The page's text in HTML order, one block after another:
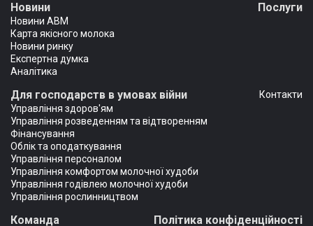
Новини
Новини АВМ
Карта якісного молока
Новини ринку
Експертна думка
Аналітика
Послуги
Для господарств в умовах війни
Управління здоров'ям
Управління розведенням та відтворенням
Фінансування
Облік та оподаткування
Управління персоналом
Управління комфортом молочної худоби
Управління годівлею молочної худоби
Управління рослинництвом
Контакти
Команда Політика конфіденційності